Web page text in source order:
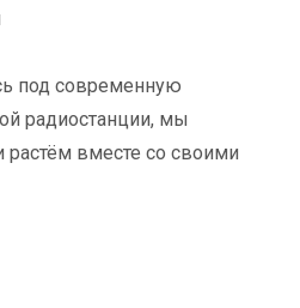
под современную
радиостанции, мы
вместе со своими